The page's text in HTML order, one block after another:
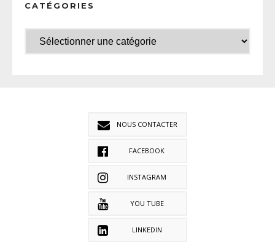
CATÉGORIES
NOUS CONTACTER
FACEBOOK
INSTAGRAM
YOU TUBE
LINKEDIN